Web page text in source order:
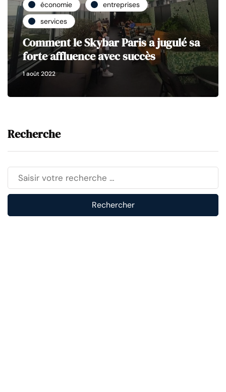
économie
entreprises
services
Comment le Skybar Paris a jugulé sa
forte affluence avec succès
1 août 2022
Recherche